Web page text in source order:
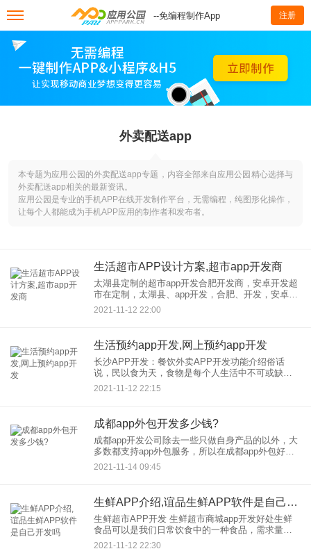
--免编程制作App 注册
外卖配送app
本专题为应用公园的外卖配送app专题，内容全部来自应用公园精心选择与
外卖配送app相关的最新资讯。
应用公园是专业的手机APP在线开发制作平台，无需编程，纯图形化操作，
让每个人都能成为手机APP应用的制作者和发布者。
生活超市APP设计方案,超市app开发商
太湖县定制的超市app开发合肥开发商，安卓开发超
市在定制，太湖县、app开发，合肥、开发，安卓、
开发，合肥、小纪科技、各类型APP、开发， H5网
站建设、科技PE公司，自在公司，公司成立以来一
2021-11-12 22:00
生活预约app开发,网上预约app开发
长沙APP开发：餐饮外卖APP开发功能介绍俗话
说，民以食为天，食物是每个人生活中不可或缺的
一部分，所以餐饮外卖出现在我们的生活中，很大
程度上满足了我们对食物的需求。随着线下餐饮的
2021-11-12 22:15
成都app外包开发多少钱?
成都app开发公司除去一些只做自身产品的以外，大
多数都支持app外包服务，所以在成都app外包好多
都会找高新区一带的app开发公司来完成，那么成都
app外包开发多少钱呢？
2021-11-14 09:45
生鲜APP介绍,谊品生鲜APP软件是自己开发吗
生鲜超市APP开发 生鲜超市商城app开发好处生鲜
食品可以是我们日常饮食中的一种食品，需求量很
大。众所周知，我们家平时每天都是买菜做饭，每
天更换水果、蔬菜和肉制品对于提高食物的口感非
2021-11-12 22:30